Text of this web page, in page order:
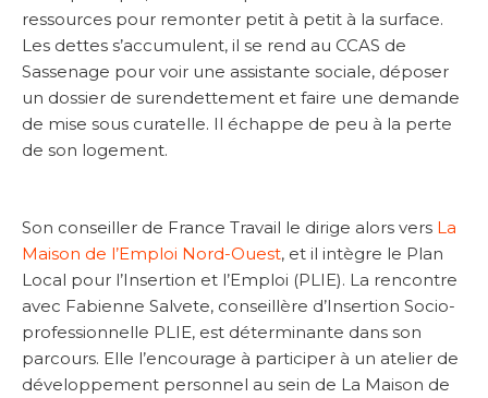
ressources pour remonter petit à petit à la surface.
Les dettes s’accumulent, il se rend au CCAS de
Sassenage pour voir une assistante sociale, déposer
un dossier de surendettement et faire une demande
de mise sous curatelle. Il échappe de peu à la perte
de son logement.
Son conseiller de France Travail le dirige alors vers La
Maison de l’Emploi Nord-Ouest, et il intègre le Plan
Local pour l’Insertion et l’Emploi (PLIE). La rencontre
avec Fabienne Salvete, conseillère d’Insertion Socio-
professionnelle PLIE, est déterminante dans son
parcours. Elle l’encourage à participer à un atelier de
développement personnel au sein de La Maison de